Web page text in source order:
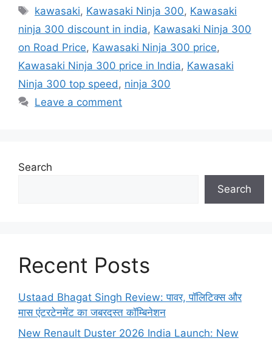
Tags
kawasaki, Kawasaki Ninja 300, Kawasaki
ninja 300 discount in india, Kawasaki Ninja 300
on Road Price, Kawasaki Ninja 300 price,
Kawasaki Ninja 300 price in India, Kawasaki
Ninja 300 top speed, ninja 300
Leave a comment
Search
Search
Recent Posts
Ustaad Bhagat Singh Review: पावर, पॉलिटिक्स और
मास एंटरटेनमेंट का जबरदस्त कॉम्बिनेशन
New Renault Duster 2026 India Launch: New